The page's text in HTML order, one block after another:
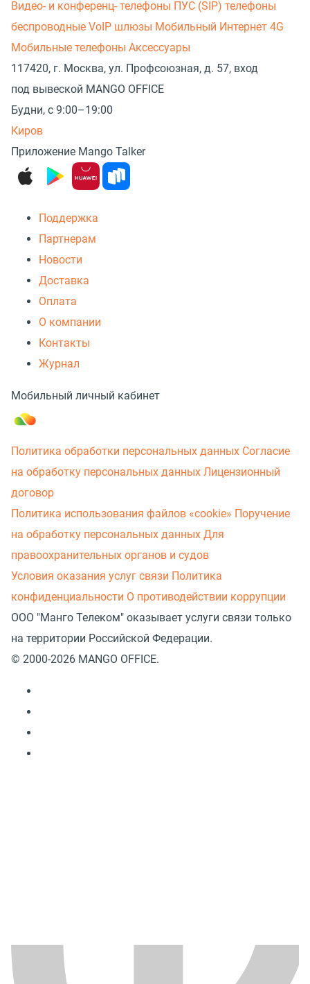
Видео- и конференц- телефоны ПУС (SIP) телефоны
беспроводные VoIP шлюзы Мобильный Интернет 4G
Мобильные телефоны Аксессуары
117420, г. Москва, ул. Профсоюзная, д. 57, вход
под вывеской MANGO OFFICE
Будни, с 9:00–19:00
Киров
Приложение Mango Talker
Поддержка
Партнерам
Новости
Доставка
Оплата
О компании
Контакты
Журнал
Мобильный личный кабинет
Политика обработки персональных данных Согласие
на обработку персональных данных Лицензионный
договор
Политика использования файлов «cookie» Поручение
на обработку персональных данных Для
правоохранительных органов и судов
Условия оказания услуг связи Политика
конфиденциальности О противодействии коррупции
ООО "Манго Телеком" оказывает услуги связи только
на территории Российской Федерации.
© 2000-2026 MANGO OFFICE.